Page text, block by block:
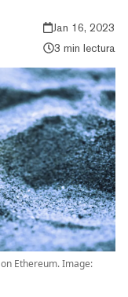
Jan 16, 2023
3 min lectura
Ethereum. Image: